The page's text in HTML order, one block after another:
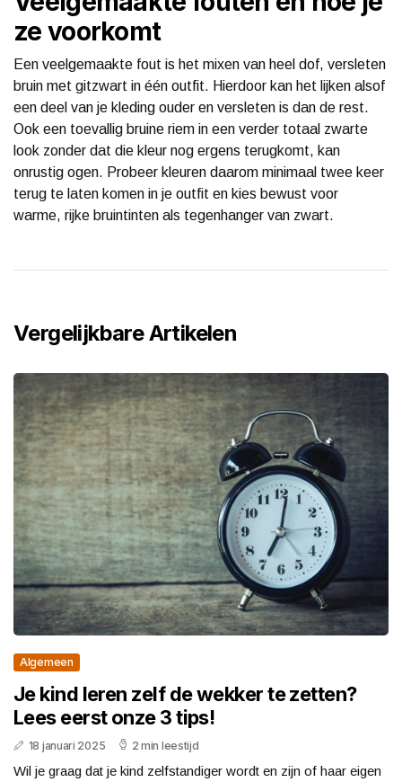
ze voorkomt
Een veelgemaakte fout is het mixen van heel dof, versleten
bruin met gitzwart in één outfit. Hierdoor kan het lijken alsof
een deel van je kleding ouder en versleten is dan de rest.
Ook een toevallig bruine riem in een verder totaal zwarte
look zonder dat die kleur nog ergens terugkomt, kan
onrustig ogen. Probeer kleuren daarom minimaal twee keer
terug te laten komen in je outfit en kies bewust voor
warme, rijke bruintinten als tegenhanger van zwart.
Vergelijkbare Artikelen
Algemeen
Je kind leren zelf de wekker te zetten?
Lees eerst onze 3 tips!
18 januari 2025 2 min leestijd
Wil je graag dat je kind zelfstandiger wordt en zijn of haar eigen